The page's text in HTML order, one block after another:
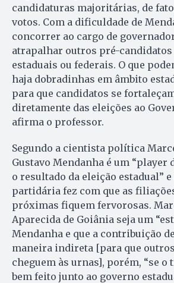
candidaturas majoritárias, de
votos. Com a dificuldade de
concorrer ao cargo de
atrapalhar outros pré-candidatos
estaduais ou federais. O que
haja dobradinhas em âmbito
para que candidatos se
diretamente das eleições ao
afirma o professor.
Segundo a cientista política
Gustavo Mendanha é um “player
o resultado da eleição estadual”
partidária fez com que as
próximas fiquem fervorosas.
Aparecida de Goiânia seja um
Mendanha e que a contribuição
maneira indireta [para que
cheguem às urnas], porém, “se o
bem feito junto ao governo